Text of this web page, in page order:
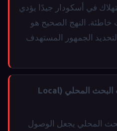
في أسكودار جيدًا يؤدي
النهج الصحيح هو
الجمهور المستهدف
إهمال تحسين محركات البحث المحلي (Local
المحلي يجعل الوصول